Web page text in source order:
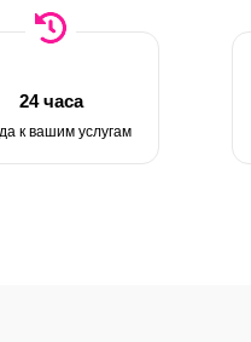
24 часа
к вашим услугам